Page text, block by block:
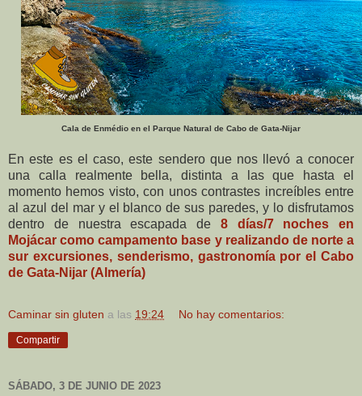
Cala de Enmédio en el Parque Natural de Cabo de Gata-Nijar
En este es el caso, este sendero que nos llevó a conocer
una calla realmente bella, distinta a las que hasta el
momento hemos visto, con unos contrastes increíbles entre
al azul del mar y el blanco de sus paredes, y lo disfrutamos
dentro de nuestra escapada de 8 días/7 noches en
Mojácar como campamento base y realizando de norte a
sur excursiones, senderismo, gastronomía por el Cabo
de Gata-Nijar (Almería)
Caminar sin gluten a las 19:24 No hay comentarios:
Compartir
SÁBADO, 3 DE JUNIO DE 2023